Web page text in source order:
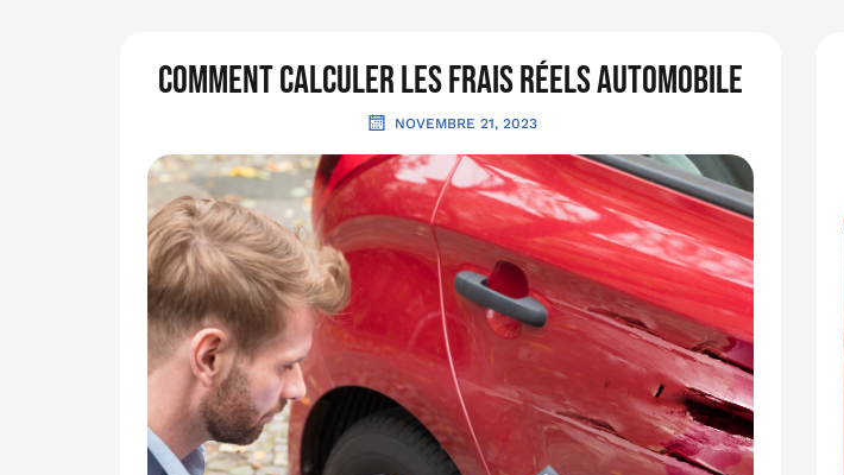
comment calculer les frais réels automobile
NOVEMBRE 21, 2023